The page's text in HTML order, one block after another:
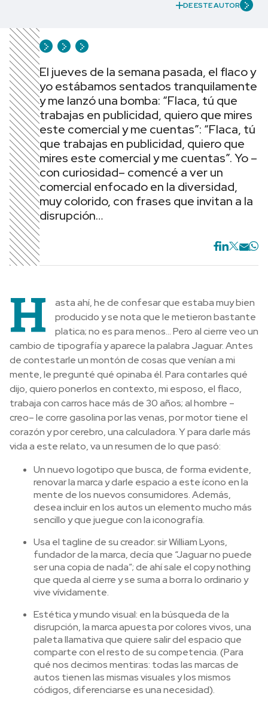
DE ESTE AUTOR
El jueves de la semana pasada, el flaco y
yo estábamos sentados tranquilamente
y me lanzó una bomba: “Flaca, tú que
trabajas en publicidad, quiero que mires
este comercial y me cuentas”: “Flaca, tú
que trabajas en publicidad, quiero que
mires este comercial y me cuentas”. Yo –
con curiosidad– comencé a ver un
comercial enfocado en la diversidad,
muy colorido, con frases que invitan a la
disrupción…
H
asta ahí, he de confesar que estaba muy bien
producido y se nota que le metieron bastante
platica; no es para menos… Pero al cierre veo un
cambio de tipografía y aparece la palabra Jaguar. Antes
de contestarle un montón de cosas que venían a mi
mente, le pregunté qué opinaba él. Para contarles qué
dijo, quiero ponerlos en contexto, mi esposo, el flaco,
trabaja con carros hace más de 30 años; al hombre –
creo– le corre gasolina por las venas, por motor tiene el
corazón y por cerebro, una calculadora. Y para darle más
vida a este relato, va un resumen de lo que pasó:
Un nuevo logotipo que busca, de forma evidente,
renovar la marca y darle espacio a este ícono en la
mente de los nuevos consumidores. Además,
desea incluir en los autos un elemento mucho más
sencillo y que juegue con la iconografía.
Usa el tagline de su creador: sir William Lyons,
fundador de la marca, decía que “Jaguar no puede
ser una copia de nada”; de ahí sale el copy nothing
que queda al cierre y se suma a borra lo ordinario y
vive vívidamente.
Estética y mundo visual: en la búsqueda de la
disrupción, la marca apuesta por colores vivos, una
paleta llamativa que quiere salir del espacio que
comparte con el resto de su competencia. (Para
qué nos decimos mentiras: todas las marcas de
autos tienen las mismas visuales y los mismos
códigos, diferenciarse es una necesidad).